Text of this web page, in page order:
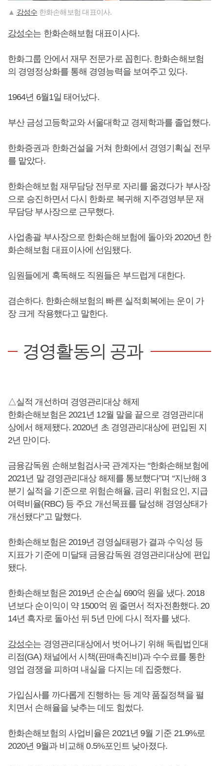
▲ 강성수 한화손해보험 대표이사.
강성수는 한화손해보험 대표이사다.
한화그룹 안에서 재무 전문가로 꼽힌다. 한화손해보험
의 경영정상화를 통해 경영능력을 보여주고 있다.
1964년 6월1일 태어났다.
부산 금성고등학교와 서울대학교 경제학과를 졸업했다.
한화증권과 한화건설을 거쳐 한화에서 경영기획실 전무
를 맡았다.
한화손해보험 재무담당 전무로 자리를 옮겼다가 부사장
으로 승진하면서 다시 한화로 복귀해 지주경영부문 재
무담당 부사장으로 근무했다.
사업총괄 부사장으로 한화손해보험에 돌아와 2020년 한
화손해보험 대표이사에 선임됐다.
임원들에게 혹독해도 직원들은 부드럽게 대한다.
겸손하다. 한화손해보험의 빠른 실적회복에는 운이 가
장 크게 작용했다고 말한다.
경영활동의 공과
△실적 개선하며 경영관리대상 해제
한화손해보험은 2021년 12월 말을 끝으로 경영관리대
상에서 해제됐다. 2020년 초 경영관리대상에 편입된 지
2년 만이다.
금융감독원 손해보험검사국 관계자는 “한화손해보험에
2021년 말 경영관리대상 해제를 통보했다”며 “지난해 3
분기 실적을 기준으로 위험손해율, 금리 위험요인, 지급
여력비율(RBC) 등 주요 개선목표를 달성해 경영상태가
개선됐다”고 말했다.
한화손해보험은 2019년 경영실태평가 결과 수익성 등
지표가 기준에 미달돼 금융감독원 경영관리대상에 편입
됐다.
한화손해보험은 2019년 순손실 690억 원을 냈다. 2018
년보다 순이익이 약 1500억 원 줄면서 적자전환했다. 20
14년 흑자로 돌아선 뒤 5년 만에 다시 적자를 냈다.
강성수는 경영관리대상에서 벗어나기 위해 독립법인대
리점(GA) 채널에서 시책(판매촉진비)과 수수료를 통한
영업 경쟁을 피하며 내실을 다지는 데 집중했다.
가입심사를 까다롭게 진행하는 등 계약 품질정책을 펼
치면서 손해율을 낮추는 데도 힘썼다.
한화손해보험의 사업비율은 2021년 9월 기준 21.9%로
2020년 9월과 비교해 0.5%포인트 낮아졌다.